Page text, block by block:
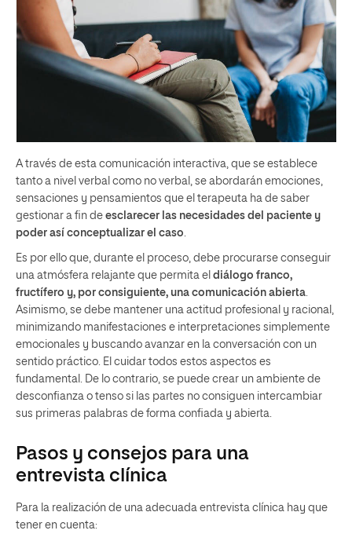
A través de esta comunicación interactiva, que se establece
tanto a nivel verbal como no verbal, se abordarán emociones,
sensaciones y pensamientos que el terapeuta ha de saber
gestionar a fin de esclarecer las necesidades del paciente y
poder así conceptualizar el caso
Es por ello que, durante el proceso, debe procurarse conseguir
una atmósfera relajante que permita el diálogo franco,
fructífero y, por consiguiente, una comunicación abierta
Asimismo, se debe mantener una actitud profesional y racional,
minimizando manifestaciones e interpretaciones simplemente
emocionales y buscando avanzar en la conversación con un
sentido práctico. El cuidar todos estos aspectos es
fundamental. De lo contrario, se puede crear un ambiente de
desconfianza o tenso si las partes no consiguen intercambiar
sus primeras palabras de forma confiada y abierta.
Pasos y consejos para una
entrevista clínica
Para la realización de una adecuada entrevista clínica hay que
tener en cuenta: